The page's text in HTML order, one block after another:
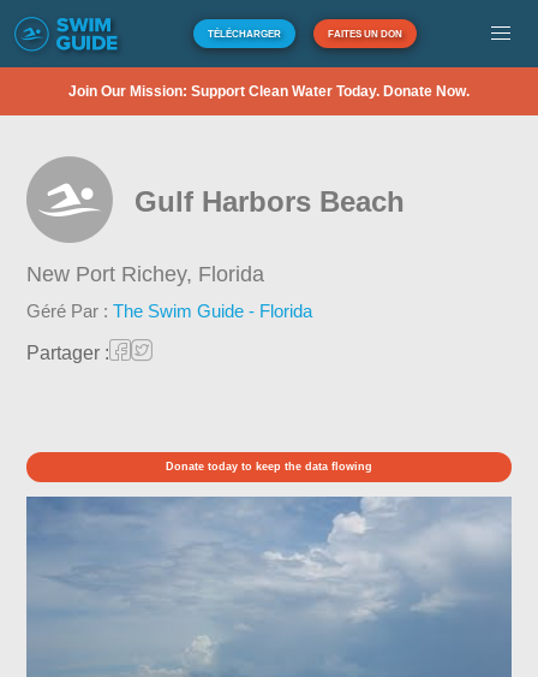
TÉLÉCHARGER FAITES UN DON
Join Our Mission: Support Clean Water Today. Donate Now.
Gulf Harbors Beach
New Port Richey, Florida
Géré Par :The Swim Guide - Florida
Partager :
Donate today to keep the data flowing